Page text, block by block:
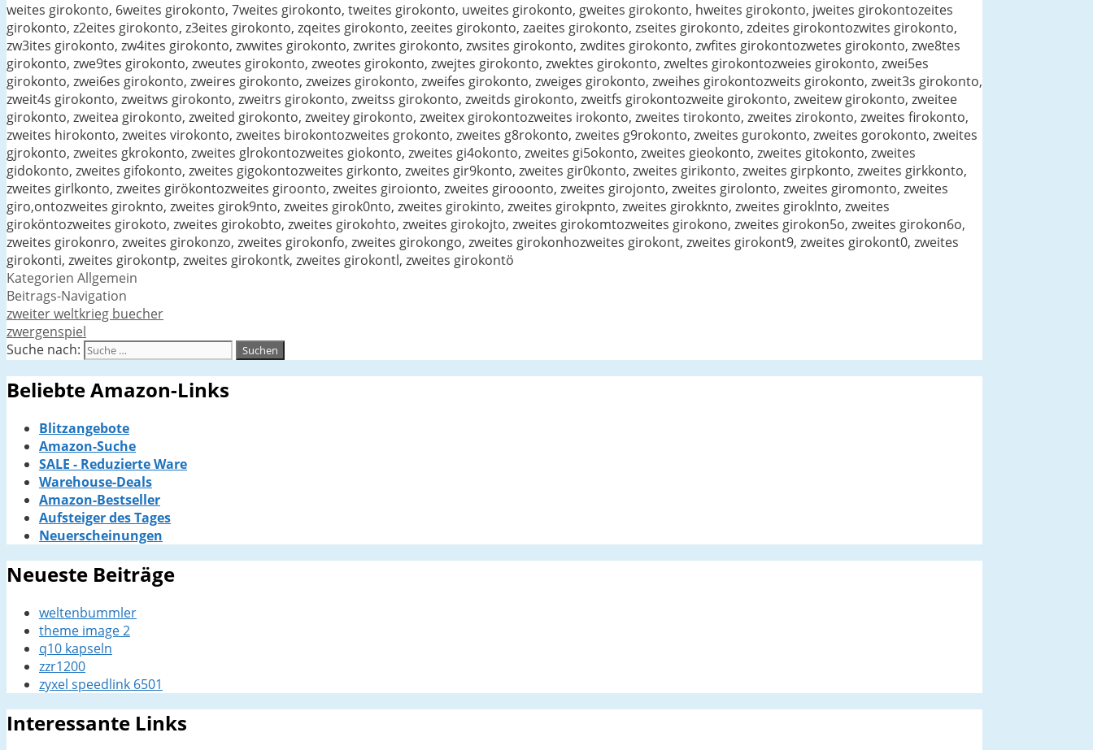
weites girokonto, 6weites girokonto, 7weites girokonto, tweites girokonto, uweites girokonto, gweites girokonto, hweites girokonto, jweites girokontozeites
girokonto, z2eites girokonto, z3eites girokonto, zqeites girokonto, zeeites girokonto, zaeites girokonto, zseites girokonto, zdeites girokontozwites girokonto,
zw3ites girokonto, zw4ites girokonto, zwwites girokonto, zwrites girokonto, zwsites girokonto, zwdites girokonto, zwfites girokontozwetes girokonto, zwe8tes
girokonto, zwe9tes girokonto, zweutes girokonto, zweotes girokonto, zwejtes girokonto, zwektes girokonto, zweltes girokontozweies girokonto, zwei5es
girokonto, zwei6es girokonto, zweires girokonto, zweizes girokonto, zweifes girokonto, zweiges girokonto, zweihes girokontozweits girokonto, zweit3s girokonto,
zweit4s girokonto, zweitws girokonto, zweitrs girokonto, zweitss girokonto, zweitds girokonto, zweitfs girokontozweite girokonto, zweitew girokonto, zweitee
girokonto, zweitea girokonto, zweited girokonto, zweitey girokonto, zweitex girokontozweites irokonto, zweites tirokonto, zweites zirokonto, zweites firokonto,
zweites hirokonto, zweites virokonto, zweites birokontozweites grokonto, zweites g8rokonto, zweites g9rokonto, zweites gurokonto, zweites gorokonto, zweites
gjrokonto, zweites gkrokonto, zweites glrokontozweites giokonto, zweites gi4okonto, zweites gi5okonto, zweites gieokonto, zweites gitokonto, zweites
gidokonto, zweites gifokonto, zweites gigokontozweites girkonto, zweites gir9konto, zweites gir0konto, zweites girikonto, zweites girpkonto, zweites girkkonto,
zweites girlkonto, zweites girökontozweites giroonto, zweites giroionto, zweites girooonto, zweites girojonto, zweites girolonto, zweites giromonto, zweites
giro,ontozweites giroknto, zweites girok9nto, zweites girok0nto, zweites girokinto, zweites girokpnto, zweites girokknto, zweites giroklnto, zweites
giroköntozweites girokoto, zweites girokobto, zweites girokohto, zweites girokojto, zweites girokomtozweites girokono, zweites girokon5o, zweites girokon6o,
zweites girokonro, zweites girokonzo, zweites girokonfo, zweites girokongo, zweites girokonhozweites girokont, zweites girokont9, zweites girokont0, zweites
girokonti, zweites girokontp, zweites girokontk, zweites girokontl, zweites girokontö
Kategorien Allgemein
Beitrags-Navigation
zweiter weltkrieg buecher
zwergenspiel
Suche nach:
Beliebte Amazon-Links
Blitzangebote
Amazon-Suche
SALE - Reduzierte Ware
Warehouse-Deals
Amazon-Bestseller
Aufsteiger des Tages
Neuerscheinungen
Neueste Beiträge
weltenbummler
theme image 2
q10 kapseln
zzr1200
zyxel speedlink 6501
Interessante Links